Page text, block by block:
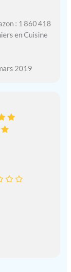
: 1 860 418
en Cuisine
2019